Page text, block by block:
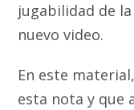
jugabilidad de
nuevo video.
En este
esta nota y que